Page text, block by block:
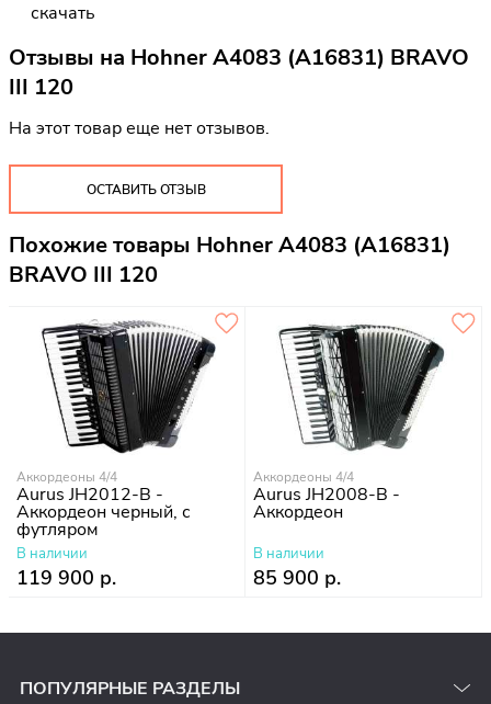
скачать
Отзывы на Hohner A4083 (A16831) BRAVO
III 120
На этот товар еще нет отзывов.
ОСТАВИТЬ ОТЗЫВ
Похожие товары Hohner A4083 (A16831)
BRAVO III 120
Аккордеоны 4/4
Aurus JH2012-B -
Аккордеон черный, с
футляром
В наличии
119 900 р.
Аккордеоны 4/4
Aurus JH2008-B -
Аккордеон
В наличии
85 900 р.
ПОПУЛЯРНЫЕ РАЗДЕЛЫ